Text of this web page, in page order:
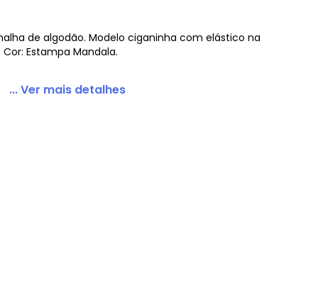
de algodão. Modelo ciganinha com elástico na
Estampa Mandala.
... Ver mais detalhes